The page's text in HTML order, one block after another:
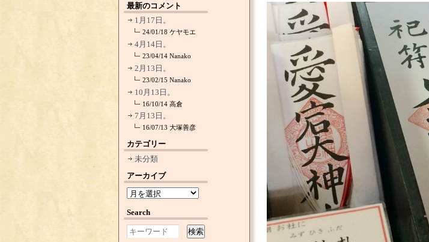
最新のコメント
1月17日。
24/01/18ケヤモエ
4月14日。
23/04/14Nanako
2月13日。
23/02/15Nanako
10月13日。
16/10/14高倉
7月13日。
16/07/13大塚善彦
カテゴリー
未分類
アーカイブ
Search
検索